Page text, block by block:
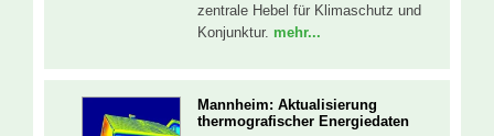
zentrale Hebel für Klimaschutz und
Konjunktur. mehr...
Mannheim: Aktualisierung
thermografischer Energiedaten